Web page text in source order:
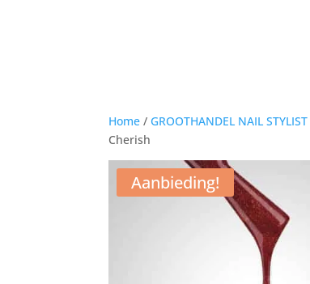
Home / GROOTHANDEL NAIL STYLIST
Cherish
Aanbieding!